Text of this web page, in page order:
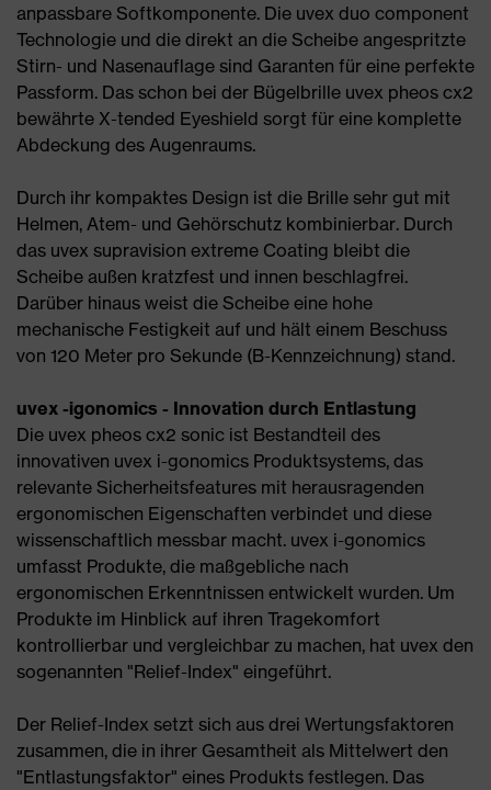
anpassbare Softkomponente. Die uvex duo component
Technologie und die direkt an die Scheibe angespritzte
Stirn- und Nasenauflage sind Garanten für eine perfekte
Passform. Das schon bei der Bügelbrille uvex pheos cx2
bewährte X-tended Eyeshield sorgt für eine komplette
Abdeckung des Augenraums.
Durch ihr kompaktes Design ist die Brille sehr gut mit
Helmen, Atem- und Gehörschutz kombinierbar. Durch
das uvex supravision extreme Coating bleibt die
Scheibe außen kratzfest und innen beschlagfrei.
Darüber hinaus weist die Scheibe eine hohe
mechanische Festigkeit auf und hält einem Beschuss
von 120 Meter pro Sekunde (B-Kennzeichnung) stand.
uvex -igonomics - Innovation durch Entlastung
Die uvex pheos cx2 sonic ist Bestandteil des
innovativen uvex i-gonomics Produktsystems, das
relevante Sicherheitsfeatures mit herausragenden
ergonomischen Eigenschaften verbindet und diese
wissenschaftlich messbar macht. uvex i-gonomics
umfasst Produkte, die maßgebliche nach
ergonomischen Erkenntnissen entwickelt wurden. Um
Produkte im Hinblick auf ihren Tragekomfort
kontrollierbar und vergleichbar zu machen, hat uvex den
sogenannten "Relief-Index" eingeführt.
Der Relief-Index setzt sich aus drei Wertungsfaktoren
zusammen, die in ihrer Gesamtheit als Mittelwert den
"Entlastungsfaktor" eines Produkts festlegen. Das